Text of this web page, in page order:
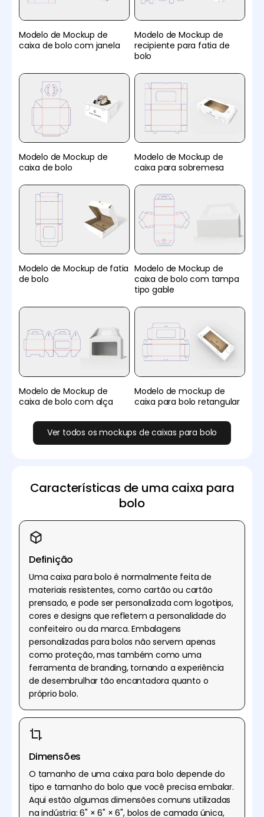
Modelo de Mockup de
caixa de bolo com janela
Modelo de Mockup de
recipiente para fatia de
bolo
Modelo de Mockup de
caixa de bolo
Modelo de Mockup de
caixa para sobremesa
Modelo de Mockup de fatia
de bolo
Modelo de Mockup de
caixa de bolo com tampa
tipo gable
Modelo de Mockup de
caixa de bolo com alça
Modelo de mockup de
caixa para bolo retangular
Ver todos os mockups de caixas para bolo
Características de uma caixa para
bolo
Definição
Uma caixa para bolo é normalmente feita de
materiais resistentes, como cartão ou cartão
prensado, e pode ser personalizada com logotipos,
cores e designs que refletem a personalidade do
confeiteiro ou da marca. Embalagens
personalizadas para bolos não servem apenas
como proteção, mas também como uma
ferramenta de branding, tornando a experiência
de desembrulhar tão encantadora quanto o
próprio bolo.
Dimensões
O tamanho de uma caixa para bolo depende do
tipo e tamanho do bolo que você precisa embalar.
Aqui estão algumas dimensões comuns utilizadas
na indústria: 6" × 6" × 6", bolos de camada única,